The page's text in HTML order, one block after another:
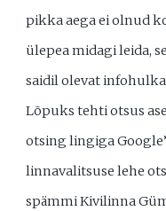
pikka aega ei olnud
ülepea midagi leida,
saidil olevat
Lõpuks tehti otsus
otsing lingiga
linnavalitsuse lehe
spämmi Kivilinna